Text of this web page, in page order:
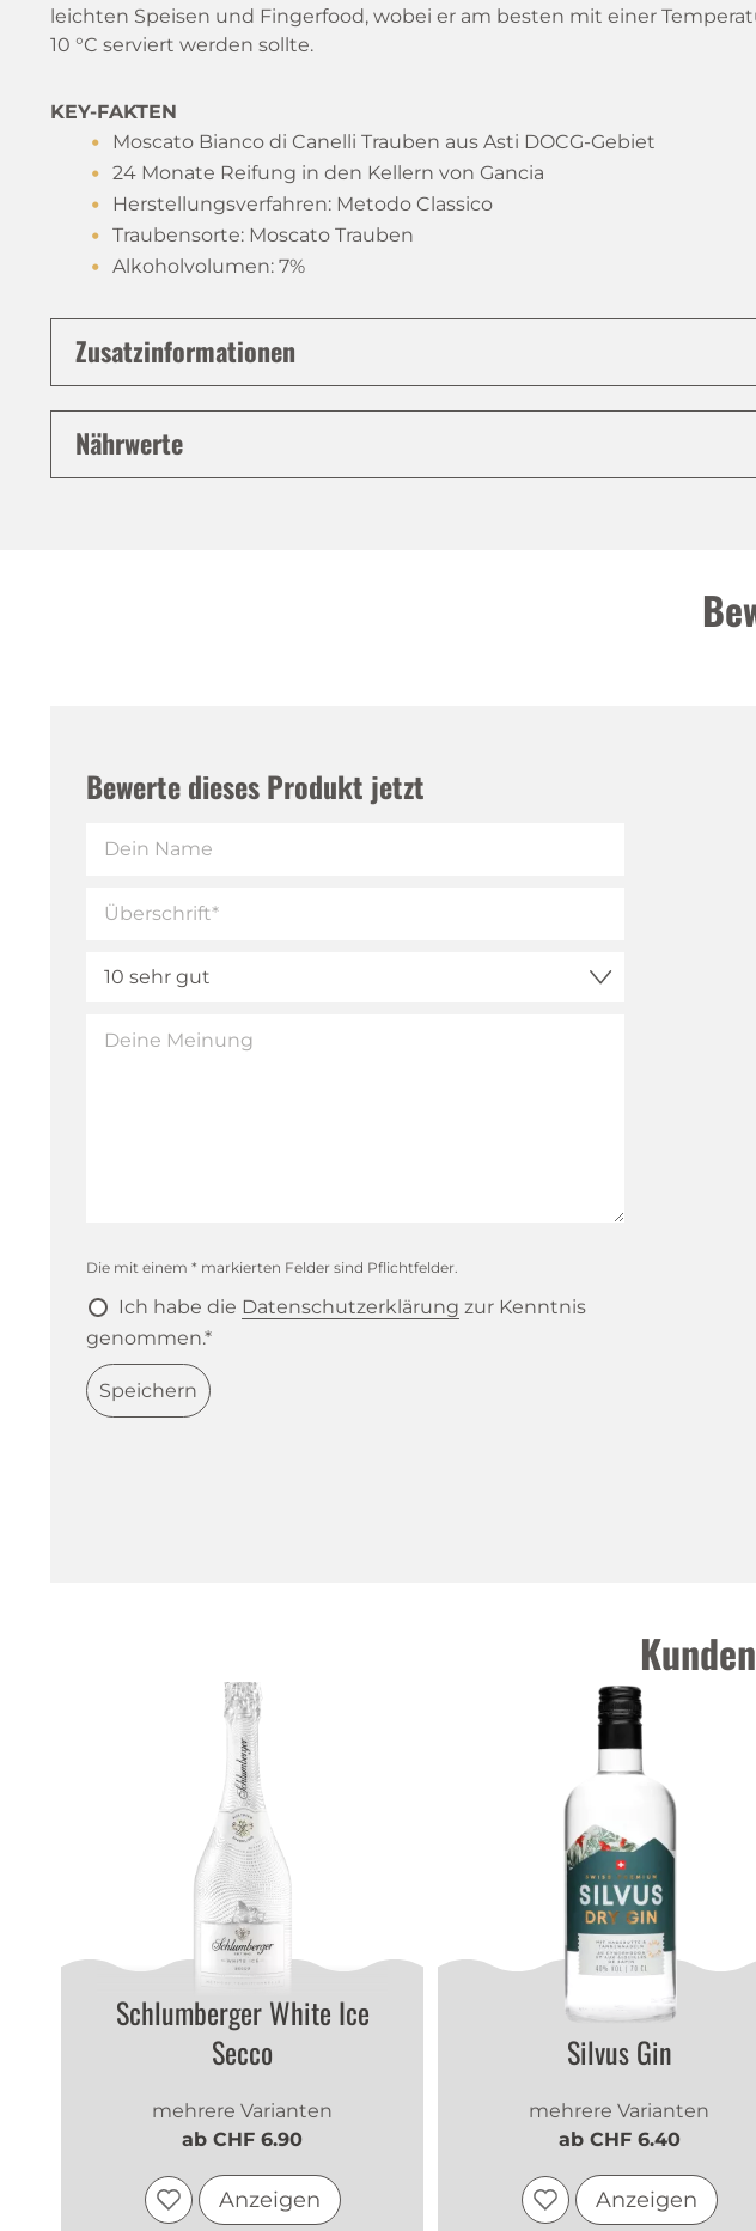
leichten Speisen und Fingerfood, wobei er am besten mit einer
10 °C serviert werden
KEY-FAKTEN
Moscato Bianco di Canelli Trauben aus Asti DOCG-Gebiet
24 Monate Reifung in den Kellern von Gancia
Herstellungsverfahren: Metodo Classico
Traubensorte: Moscato Trauben
Alkoholvolumen: 7%
Zusatzinformationen
Nährwerte
Bewerte dieses Produkt jetzt
Die mit einem * markierten Felder sind Pflichtfelder.
Ich habe die Datenschutzerklärung zur Kenntnis
genommen.*
Speichern
Schlumberger White Ice
Secco
mehrere Varianten
ab CHF 6.90
Anzeigen
Silvus Gin
mehrere Varianten
ab CHF 6.40
Anzeigen